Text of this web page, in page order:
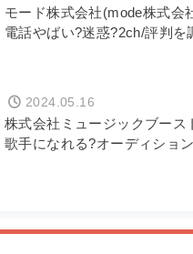
モード株式会社(mode株式会
電話やばい?迷惑?2ch/評判を
株式会社ミュージックブース
歌手になれる?オーディショ
2024.05.16